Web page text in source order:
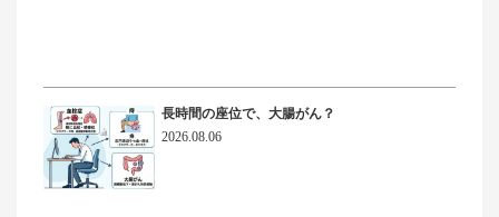
長時間の座位で、大腸がん？
2026.08.06